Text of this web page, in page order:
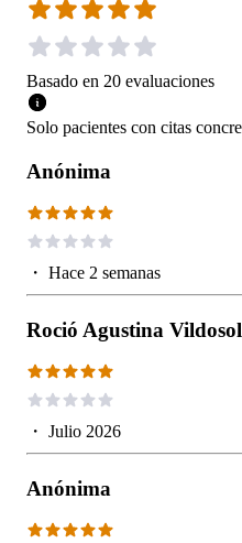
Basado en 20 evaluaciones
Solo pacientes con citas
Anónima
・ Hace 2 semanas
Roció Agustina
・ Julio 2026
Anónima